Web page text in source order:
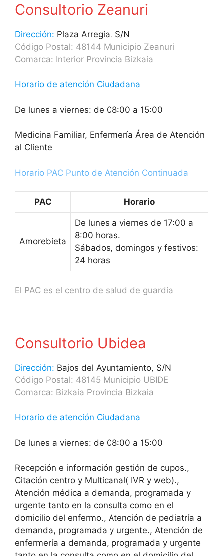
Consultorio Zeanuri
Dirección: Plaza Arregia, S/N
Código Postal: 48144 Municipio Zeanuri
Comarca: Interior Provincia Bizkaia
Horario de atención Ciudadana
De lunes a viernes: de 08:00 a 15:00
Medicina Familiar, Enfermería Área de Atención
al Cliente
Horario PAC Punto de Atención Continuada
PAC Horario
Amorebieta
De lunes a viernes de 17:00 a
8:00 horas.
Sábados, domingos y festivos:
24 horas
El PAC es el centro de salud de guardia
Consultorio Ubidea
Dirección: Bajos del Ayuntamiento, S/N
Código Postal: 48145 Municipio UBIDE
Comarca: Bizkaia Provincia Bizkaia
Horario de atención Ciudadana
De lunes a viernes: de 08:00 a 15:00
Recepción e información gestión de cupos.,
Citación centro y Multicanal( IVR y web).,
Atención médica a demanda, programada y
urgente tanto en la consulta como en el
domicilio del enfermo., Atención de pediatría a
demanda, programada y urgente., Atención de
enfermería a demanda, programada y urgente